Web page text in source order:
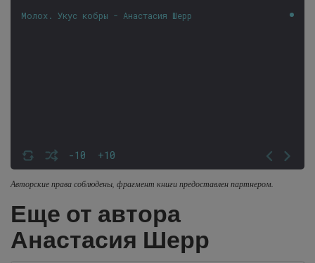
-10 +10
Молох. Укус кобры - Анастасия Шерр
Авторские права соблюдены, фрагмент книги предоставлен партнером.
Еще от автора
Анастасия Шерр